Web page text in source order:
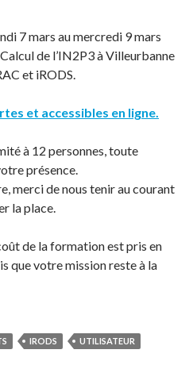
7 mars au mercredi 9 mars
de l’IN2P3 à Villeurbanne
et iRODS.
et accessibles en ligne.
à 12 personnes, toute
présence.
merci de nous tenir au courant
la place.
de la formation est pris en
que votre mission reste à la
IRODS UTILISATEUR